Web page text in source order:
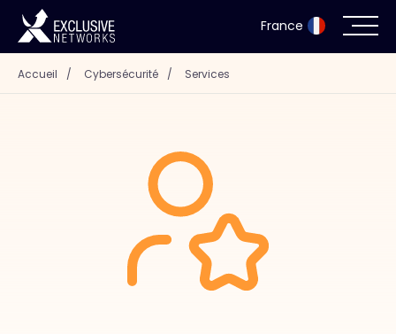
France
Cybersécurité
Accueil / Cybersécurité / Services